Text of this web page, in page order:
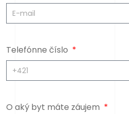
Telefónne číslo
O aký byt máte záujem